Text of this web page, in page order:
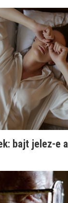
bajt jelez-e